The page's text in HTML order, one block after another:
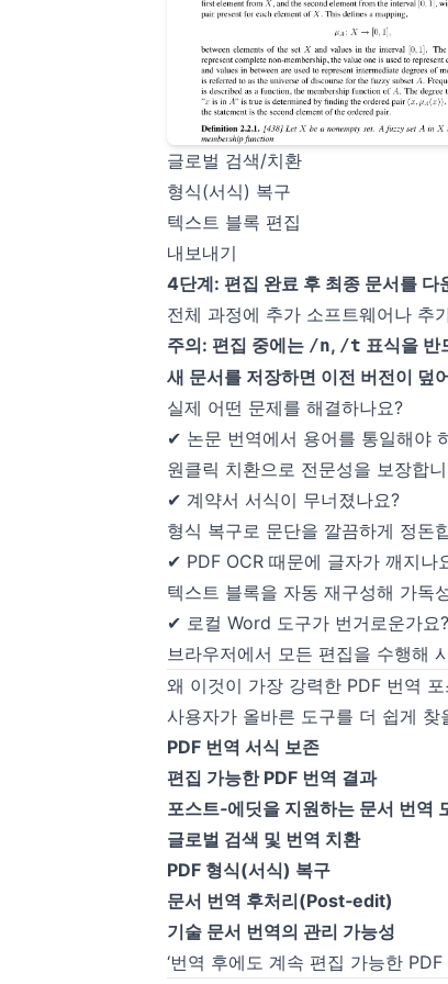
글로벌 검색/치환
형식(서식) 복구
텍스트 블록 편집
내보내기
4단계: 편집 완료 후 최종 문서를 다
전체 과정에 추가 소프트웨어나 추
주의: 편집 중에는 /n, /t 표식을 반
새 문서를 저장하면 이전 버전이 덮
실제 어떤 문제를 해결하나요?
✔ 논문 번역에서 용어를 통일해야
원클릭 치환으로 전문성을 보장합
✔ 계약서 서식이 무너졌나요?
형식 복구로 문단을 깔끔하게 정돈
✔ PDF OCR 때문에 글자가 깨지나
텍스트 블록을 자동 재구성해 가독
✔ 로컬 Word 도구가 번거로운가요?
브라우저에서 모든 편집을 수행해
왜 이것이 가장 강력한 PDF 번역
사용자가 올바른 도구를 더 쉽게
PDF 번역 서식 보존
편집 가능한 PDF 번역 결과
포스트‑에딧을 지원하는 문서 번역
글로벌 검색 및 번역 치환
PDF 형식(서식) 복구
문서 번역 후처리(Post‑edit)
기술 문서 번역의 관리 가능성
‘번역 후에도 계속 편집 가능한